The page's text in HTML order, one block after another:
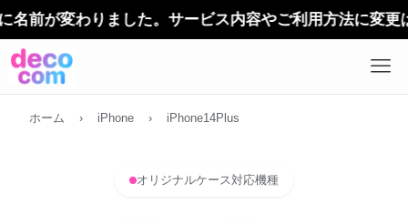
ホーム › iPhone › iPhone14Plus
オリジナルケース対応機種